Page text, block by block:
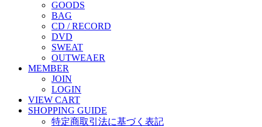
GOODS
BAG
CD / RECORD
DVD
SWEAT
OUTWEAER
MEMBER
JOIN
LOGIN
VIEW CART
SHOPPING GUIDE
特定商取引法に基づく表記